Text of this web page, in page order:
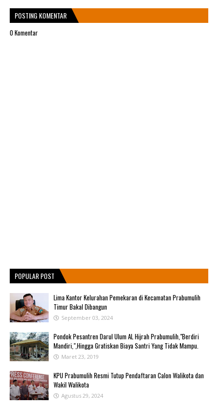
POSTING KOMENTAR
0 Komentar
POPULAR POST
Lima Kantor Kelurahan Pemekaran di Kecamatan Prabumulih
Timur Bakal Dibangun
September 03, 2024
Pondok Pesantren Darul Ulum AL Hijrah Prabumulih,"Berdiri
Mandiri,",Hingga Gratiskan Biaya Santri Yang Tidak Mampu.
Maret 23, 2019
KPU Prabumulih Resmi Tutup Pendaftaran Calon Walikota dan
Wakil Walikota
Agustus 29, 2024